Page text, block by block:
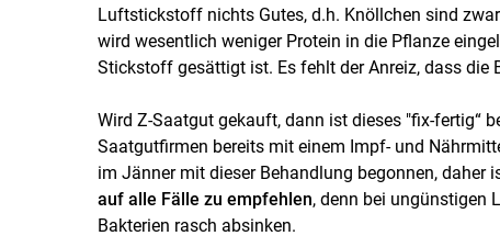
Luftstickstoff nichts Gutes, d.h. Knöllchen sind
wird wesentlich weniger Protein in die Pflanze
Stickstoff gesättigt ist. Es fehlt der Anreiz, dass die
Wird Z-Saatgut gekauft, dann ist dieses "fix-fertig“
Saatgutfirmen bereits mit einem Impf- und
im Jänner mit dieser Behandlung begonnen, daher
auf alle Fälle zu empfehlen, denn bei ungünstigen
Bakterien rasch absinken.